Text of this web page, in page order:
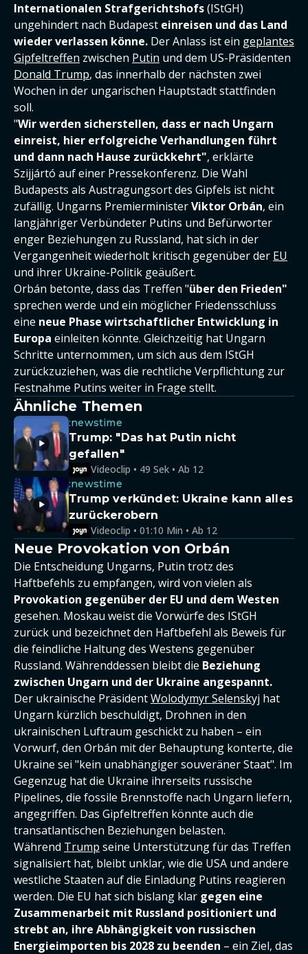
Internationalen Strafgerichtshofs(IStGH)
ungehindert nach Budapest einreisen und das Land
wieder verlassen könne. Der Anlass ist ein geplantes
Gipfeltreffen zwischen Putin und dem US-Präsidenten
Donald Trump, das innerhalb der nächsten zwei
Wochen in der ungarischen Hauptstadt stattfinden
soll.
"Wir werden sicherstellen, dass er nach Ungarn
einreist, hier erfolgreiche Verhandlungen führt
und dann nach Hause zurückkehrt", erklärte
Szijjártó auf einer Pressekonferenz. Die Wahl
Budapests als Austragungsort des Gipfels ist nicht
zufällig. Ungarns PremierministerViktor Orbán, ein
langjähriger Verbündeter Putins und Befürworter
enger Beziehungen zu Russland, hat sich in der
Vergangenheit wiederholt kritisch gegenüber der EU
und ihrer Ukraine-Politik geäußert.
Orbán betonte, dass das Treffen "über den Frieden"
sprechen werde und ein möglicher Friedensschluss
eine neue Phase wirtschaftlicher Entwicklung in
Europa einleiten könnte. Gleichzeitig hat Ungarn
Schritte unternommen, um sich aus dem IStGH
zurückzuziehen, was die rechtliche Verpflichtung zur
Festnahme Putins weiter in Frage stellt.
Ähnliche Themen
:newstime
Trump: "Das hat Putin nicht
gefallen"
Videoclip • 49 Sek • Ab 12
:newstime
Trump verkündet: Ukraine kann alles
zurückerobern
Videoclip • 01:10 Min • Ab 12
Neue Provokation von Orbán
Die Entscheidung Ungarns, Putin trotz des
Haftbefehls zu empfangen, wird von vielen als
Provokation gegenüber der EU und dem Westen
gesehen. Moskau weist die Vorwürfe des IStGH
zurück und bezeichnet den Haftbefehl als Beweis für
die feindliche Haltung des Westens gegenüber
Russland. Währenddessen bleibt die Beziehung
zwischen Ungarn und der Ukraine angespannt.
Der ukrainische PräsidentWolodymyr Selenskyj hat
Ungarn kürzlich beschuldigt, Drohnen in den
ukrainischen Luftraum geschickt zu haben – ein
Vorwurf, den Orbán mit der Behauptung konterte, die
Ukraine sei "kein unabhängiger souveräner Staat". Im
Gegenzug hat die Ukraine ihrerseits russische
Pipelines, die fossile Brennstoffe nach Ungarn liefern,
angegriffen. Das Gipfeltreffen könnte auch die
transatlantischen Beziehungen belasten.
Während Trump seine Unterstützung für das Treffen
signalisiert hat, bleibt unklar, wie die USA und andere
westliche Staaten auf die Einladung Putins reagieren
werden. Die EU hat sich bislang klar gegen eine
Zusammenarbeit mit Russland positioniert und
strebt an, ihre Abhängigkeit von russischen
Energieimporten bis 2028 zu beenden – ein Ziel, das